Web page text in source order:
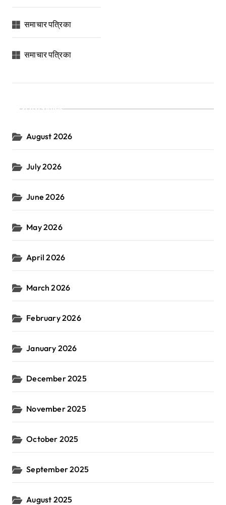
समाचार पत्रिका
समाचार पत्रिका
Archives
August 2026
July 2026
June 2026
May 2026
April 2026
March 2026
February 2026
January 2026
December 2025
November 2025
October 2025
September 2025
August 2025